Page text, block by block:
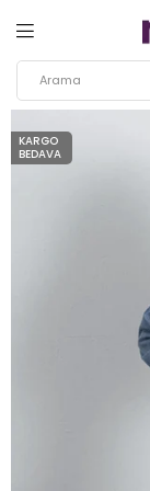
KARGO
BEDAVA